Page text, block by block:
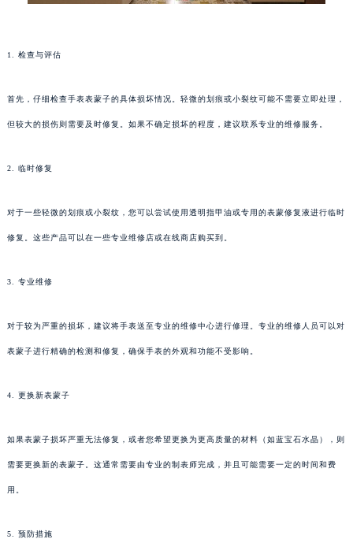
1. 检查与评估
首先，仔细检查手表表蒙子的具体损坏情况。轻微的划痕或小裂纹可能不需要立即处理，
但较大的损伤则需要及时修复。如果不确定损坏的程度，建议联系专业的维修服务。
2. 临时修复
对于一些轻微的划痕或小裂纹，您可以尝试使用透明指甲油或专用的表蒙修复液进行临时
修复。这些产品可以在一些专业维修店或在线商店购买到。
3. 专业维修
对于较为严重的损坏，建议将手表送至专业的维修中心进行修理。专业的维修人员可以对
表蒙子进行精确的检测和修复，确保手表的外观和功能不受影响。
4. 更换新表蒙子
如果表蒙子损坏严重无法修复，或者您希望更换为更高质量的材料（如蓝宝石水晶），则
需要更换新的表蒙子。这通常需要由专业的制表师完成，并且可能需要一定的时间和费
用。
5. 预防措施